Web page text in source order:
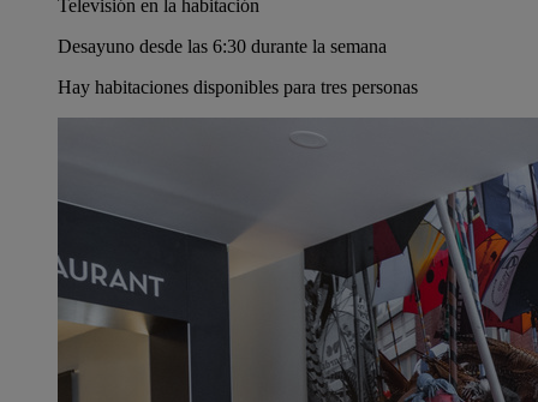
Televisión en la habitación
Desayuno desde las 6:30 durante la semana
Hay habitaciones disponibles para tres personas